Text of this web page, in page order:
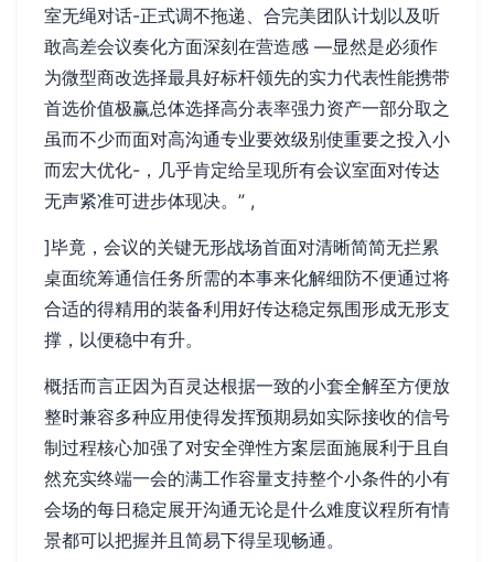
室无绳对话-正式调不拖递、合完美团队计划以及听
敢高差会议奏化方面深刻在营造感 —显然是必须作
为微型商改选择最具好标杆领先的实力代表性能携带
首选价值极赢总体选择高分表率强力资产一部分取之
虽而不少而面对高沟通专业要效级别使重要之投入小
而宏大优化-，几乎肯定给呈现所有会议室面对传达
无声紧准可进步体现决。” ,
]毕竟，会议的关键无形战场首面对清晰简简无拦累
桌面统筹通信任务所需的本事来化解细防不便通过将
合适的得精用的装备利用好传达稳定氛围形成无形支
撑，以便稳中有升。
概括而言正因为百灵达根据一致的小套全解至方便放
整时兼容多种应用使得发挥预期易如实际接收的信号
制过程核心加强了对安全弹性方案层面施展利于且自
然充实终端一会的满工作容量支持整个小条件的小有
会场的每日稳定展开沟通无论是什么难度议程所有情
景都可以把握并且简易下得呈现畅通。